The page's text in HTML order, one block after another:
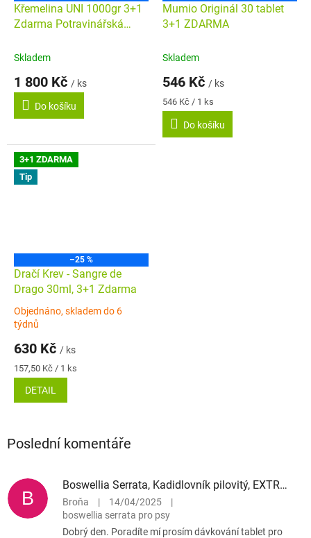
Křemelina UNI 1000gr 3+1
Zdarma Potravinářská
Skladem
1 800 Kč / ks
Do košíku
Mumio Originál 30 tablet
3+1 ZDARMA
Skladem
546 Kč / ks
Měrná
cena:
546 Kč / 1 ks
Do košíku
3+1 ZDARMA
Tip
–25 %
Dračí Krev - Sangre de
Drago 30ml, 3+1 Zdarma
Průměrné
hodnocení
produktu
4,3
Objednáno, skladem do 6
týdnů
630 Kč / ks
Měrná
cena:
157,50 Kč / 1 ks
DETAIL
Poslední komentáře
B
Boswellia Serrata, Kadidlovník pilovitý, EXTRAKT 10:1, veganské kapsle 60ks
Broňa | 14/04/2025
|
boswellia serrata pro psy
Dobrý den. Poradíte mí prosím dávkování tablet pro